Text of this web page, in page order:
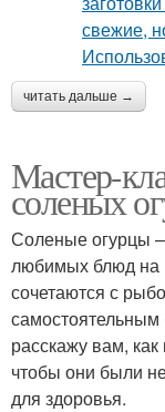
читать дальше →
Мастер-
соленых
Соленые огурцы
любимых блюд на
сочетаются с
расскажу вам,
чтобы они были
для здоровья.